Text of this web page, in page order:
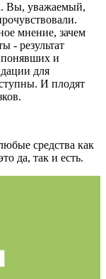
Вы, уважаемый,
мнение, зачем
- результат
и
для
И плодят
средства как
да, так и есть.